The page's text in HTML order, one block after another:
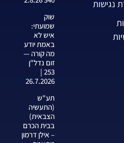
נגישות
שוק
שמועתי:
איש לא
באמת יודע
מה קורה —
זום נדל"ן
253 |
26.7.2026
תע"ש
(התעשיה
הצבאית)
בבית הכרם
– אילן דרמון